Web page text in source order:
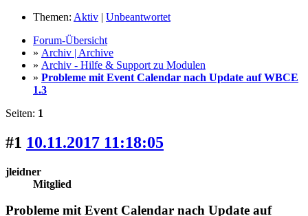
Themen: Aktiv | Unbeantwortet
Forum-Übersicht
» Archiv | Archive
» Archiv - Hilfe & Support zu Modulen
» Probleme mit Event Calendar nach Update auf WBCE
1.3
Seiten: 1
#1 10.11.2017 11:18:05
jleidner
Mitglied
Probleme mit Event Calendar nach Update auf